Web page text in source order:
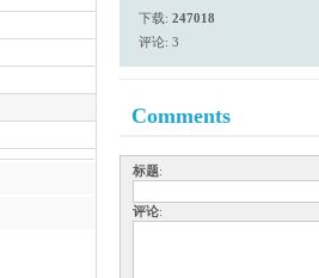
下载: 247018
评论: 3
Comments
标题:
评论: